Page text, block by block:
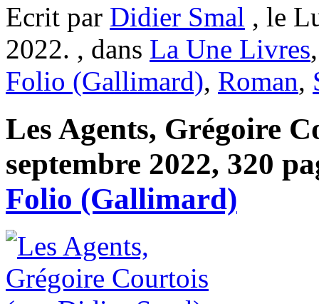
Ecrit par Didier Smal , le
2022. , dans La Une Livres
Folio (Gallimard), Roman,
Les Agents, Grégoire
septembre 2022, 320
Folio (Gallimard)